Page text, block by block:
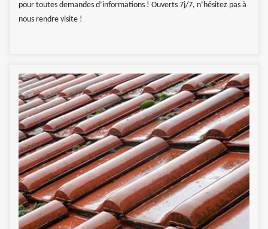
pour toutes demandes d’informations ! Ouverts 7j/7, n’hésitez pas à
nous rendre visite !